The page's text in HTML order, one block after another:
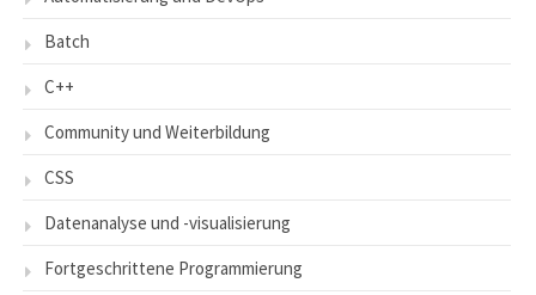
Batch
C++
Community und Weiterbildung
CSS
Datenanalyse und -visualisierung
Fortgeschrittene Programmierung